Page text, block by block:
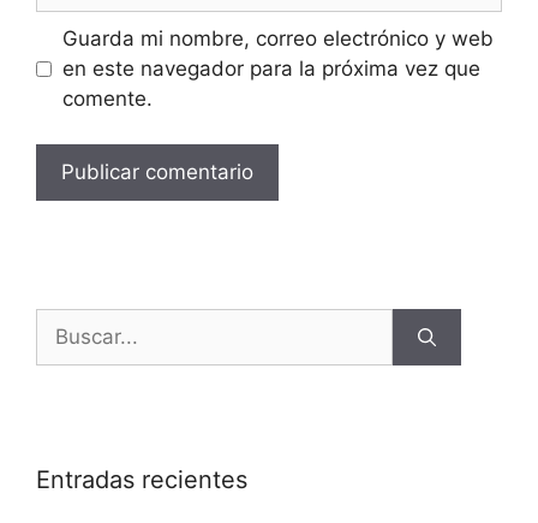
Guarda mi nombre, correo electrónico y web
en este navegador para la próxima vez que
comente.
Entradas recientes